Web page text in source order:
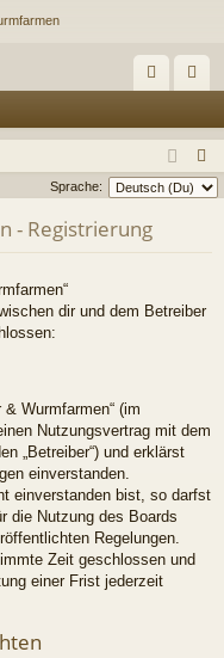
m
el
n
ist
rie
n
u
Sprache:
- Registrierung
dir und dem Betreiber
Wurmfarmen“ (im
Nutzungsvertrag mit dem
„Betreiber“) und erklärst
einverstanden.
einverstanden bist, so darfst
die Nutzung des Boards
Regelungen.
Zeit geschlossen und
einer Frist jederzeit